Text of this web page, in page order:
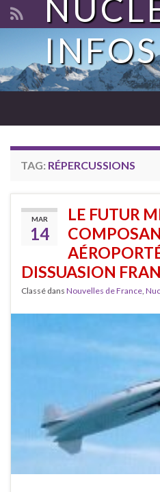
Search for:
INFOS
TAG: RÉPERCUSSIONS
MAR
14
LE FUTUR
DISSUASION
Classé dans Nouvelles de France,